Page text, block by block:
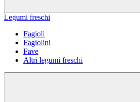
Legumi freschi
Fagioli
Fagiolini
Fave
Altri legumi freschi